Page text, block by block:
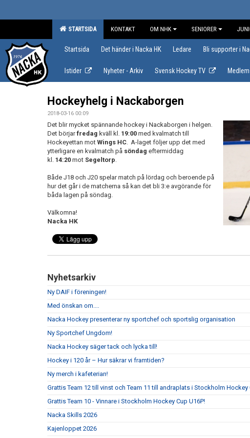
STARTSIDA KONTAKT OM NHK SENIORER
Startsida Det händer i Nacka HK Ledare Bli supporter i
Istider Nyheter - Arkiv Svensk Hockey TV
Hockeyhelg i Nackaborgen
2018-03-16 00:09
Det blir mycket spännande hockey i Nackaborgen i helgen.
Det börjarfredag kväll kl. 19:00 med kvalmatch till
Hockeyettan mot Wings HC. A-laget följer upp det med
ytterligare en kvalmatch på söndag eftermiddag
kl. 14:20 mot Segeltorp.
Både J18 och J20 spelar match på lördag och beroende på
hur det går i de matcherna så kan det bli 3:e avgörande för
båda lagen på söndag.
Välkomna!
Nacka HK
Nyhetsarkiv
Ny DAIF i föreningen!
Med önskan om....
Nacka Hockey presenterar ny sportchef och sportslig organisation
Ny Sportchef Ungdom!
Nacka Hockey säger tack och lycka till!
Hockey i 120 år – Hur säkrar vi framtiden?
Ny merch i kafeterian!
Grattis Team 12 till vinst och Team 11 till andraplats i Stockholm Hockey
Grattis Team 10 - Vinnare i Stockholm Hockey Cup U16P!
Nacka Skills 2026
Kajenloppet 2026